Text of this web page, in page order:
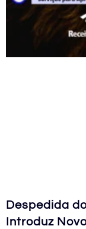
Despedida
Introduz